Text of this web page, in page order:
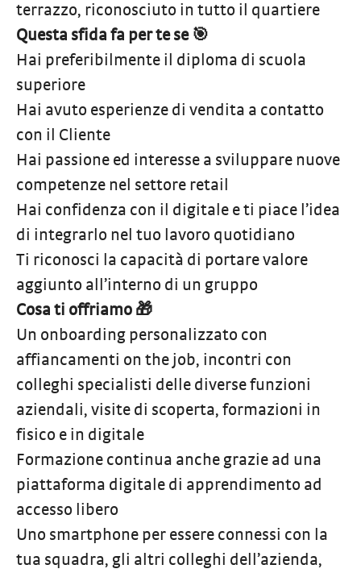
terrazzo, riconosciuto in tutto il quartiere
Questa sfida fa per te se 🎯
Hai preferibilmente il diploma di scuola
superiore
Hai avuto esperienze di vendita a contatto
con il Cliente
Hai passione ed interesse a sviluppare nuove
competenze nel settore retail
Hai confidenza con il digitale e ti piace l’idea
di integrarlo nel tuo lavoro quotidiano
Ti riconosci la capacità di portare valore
aggiunto all’interno di un gruppo
Cosa ti offriamo 🎁
Un onboarding personalizzato con
affiancamenti on the job, incontri con
colleghi specialisti delle diverse funzioni
aziendali, visite di scoperta, formazioni in
fisico e in digitale
Formazione continua anche grazie ad una
piattaforma digitale di apprendimento ad
accesso libero
Uno smartphone per essere connessi con la
tua squadra, gli altri colleghi dell’azienda,